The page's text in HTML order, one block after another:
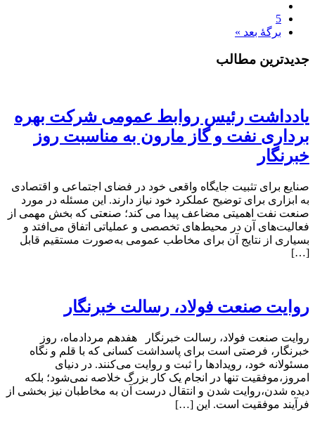
5
برگهٔ بعد »
جدیدترین مطالب
یادداشت رئیس روابط عمومی شرکت بهره
برداری نفت و گاز مارون به مناسبت روز
خبرنگار
صنایع برای تثبیت جایگاه واقعی خود در فضای اجتماعی و اقتصادی
به ابزاری برای توضیح عملکرد خود نیاز دارند. این مسئله در مورد
صنعت نفت اهمیتی مضاعف پیدا می کند؛ صنعتی که بخش مهمی از
فعالیت‌های آن در محیط‌های تخصصی و عملیاتی اتفاق می‌افتد و
بسیاری از نتایج آن برای مخاطب عمومی به‌صورت مستقیم قابل
[…]
روایت صنعت فولاد،‌ رسالت خبرنگار
روایت صنعت فولاد،‌ رسالت خبرنگار هفدهم مردادماه، روز
خبرنگار، فرصتی است برای پاسداشت کسانی که با قلم و نگاه
مسئولانه خود، رویدادها را ثبت و روایت می‌کنند. در دنیای
امروز،موفقیت تنها در انجام یک کار بزرگ خلاصه نمی‌شود؛ بلکه
دیده شدن،روایت شدن و انتقال درست آن به مخاطبان نیز بخشی از
فرآیند موفقیت است. این […]